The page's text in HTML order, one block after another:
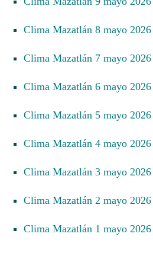
Clima Mazatlán 8 mayo
Clima Mazatlán 7 mayo
Clima Mazatlán 6 mayo
Clima Mazatlán 5 mayo
Clima Mazatlán 4 mayo
Clima Mazatlán 3 mayo
Clima Mazatlán 2 mayo
Clima Mazatlán 1 mayo